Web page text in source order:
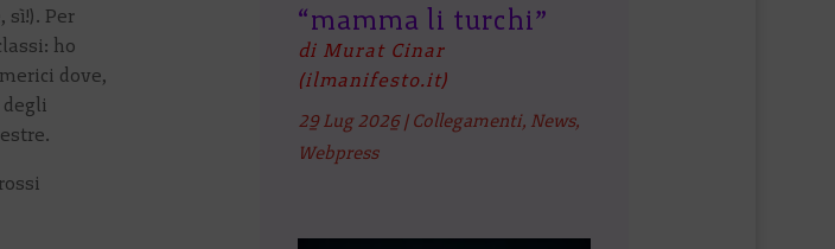
sì!). Per
ho
dove,
degli
“mamma li turchi”
di Murat Cinar
(ilmanifesto.it)
29 Lug 2026| Collegamenti, News,
Webpress